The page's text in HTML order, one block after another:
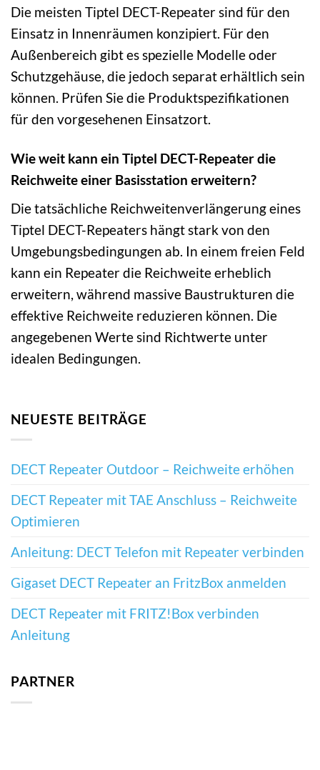
Die meisten Tiptel DECT-Repeater sind für den
Einsatz in Innenräumen konzipiert. Für den
Außenbereich gibt es spezielle Modelle oder
Schutzgehäuse, die jedoch separat erhältlich sein
können. Prüfen Sie die Produktspezifikationen
für den vorgesehenen Einsatzort.
Wie weit kann ein Tiptel DECT-Repeater die
Reichweite einer Basisstation erweitern?
Die tatsächliche Reichweitenverlängerung eines
Tiptel DECT-Repeaters hängt stark von den
Umgebungsbedingungen ab. In einem freien Feld
kann ein Repeater die Reichweite erheblich
erweitern, während massive Baustrukturen die
effektive Reichweite reduzieren können. Die
angegebenen Werte sind Richtwerte unter
idealen Bedingungen.
NEUESTE BEITRÄGE
DECT Repeater Outdoor – Reichweite erhöhen
DECT Repeater mit TAE Anschluss – Reichweite
Optimieren
Anleitung: DECT Telefon mit Repeater verbinden
Gigaset DECT Repeater an FritzBox anmelden
DECT Repeater mit FRITZ!Box verbinden
Anleitung
PARTNER